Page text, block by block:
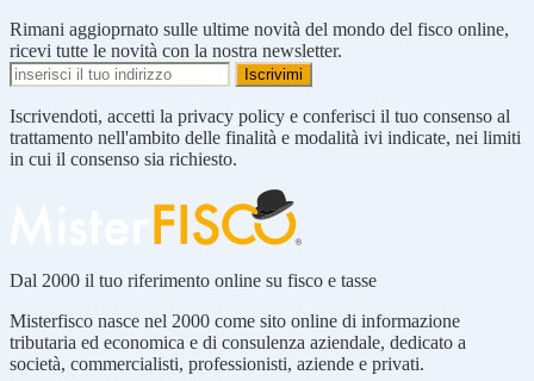
Rimani aggioprnato sulle ultime novità del mondo del fisco online,
ricevi tutte le novità con la nostra newsletter.
Iscrivendoti, accetti la privacy policy e conferisci il tuo consenso al
trattamento nell'ambito delle finalità e modalità ivi indicate, nei limiti
in cui il consenso sia richiesto.
Dal 2000 il tuo riferimento online su fisco e tasse
Misterfisco nasce nel 2000 come sito online di informazione
tributaria ed economica e di consulenza aziendale, dedicato a
società, commercialisti, professionisti, aziende e privati.